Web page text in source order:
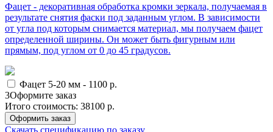
Фацет - декоративная обработка кромки зеркала, получаемая в
результате снятия фаски под заданным углом. В зависимости
от угла под которым снимается материал, мы получаем фацет
определенной ширины. Он может быть фигурным или
прямым, под углом от 0 до 45 градусов.
Фацет 5-20 мм - 1100 р.
3Оформите заказ
Итого стоимость: 38100 р.
Оформить заказ
Скачать спецификацию по заказу